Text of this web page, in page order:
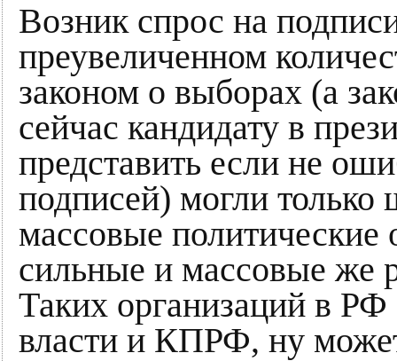
Возник спрос на
преувеличенном
законом о выборах (а
сейчас кандидату в
представить если не
подписей) могли только
массовые
сильные и массовые же
Таких организаций в
власти и КПРФ, ну